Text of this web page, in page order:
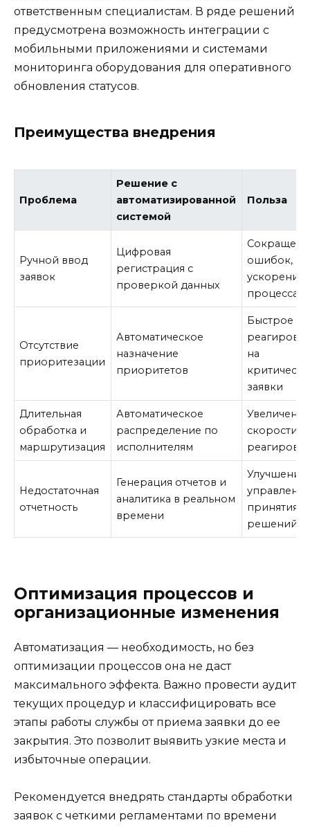
ответственным специалистам. В ряде решений
предусмотрена возможность интеграции с
мобильными приложениями и системами
мониторинга оборудования для оперативного
обновления статусов.
Преимущества внедрения
Проблема
Решение с
автоматизированной
системой
Польза
Ручной ввод
заявок
Цифровая
регистрация с
проверкой данных
ошибок,
ускорение
процесса
Отсутствие
приоритезации
Автоматическое
назначение
приоритетов
Быстрое
на
заявки
Длительная
обработка и
маршрутизация
Автоматическое
распределение по
исполнителям
скорости
Недостаточная
отчетность
Генерация отчетов и
аналитика в реальном
времени
Улучшение
принятия
решений
Оптимизация процессов и
организационные изменения
Автоматизация — необходимость, но без
оптимизации процессов она не даст
максимального эффекта. Важно провести аудит
текущих процедур и классифицировать все
этапы работы службы от приема заявки до ее
закрытия. Это позволит выявить узкие места и
избыточные операции.
Рекомендуется внедрять стандарты обработки
заявок с четкими регламентами по времени